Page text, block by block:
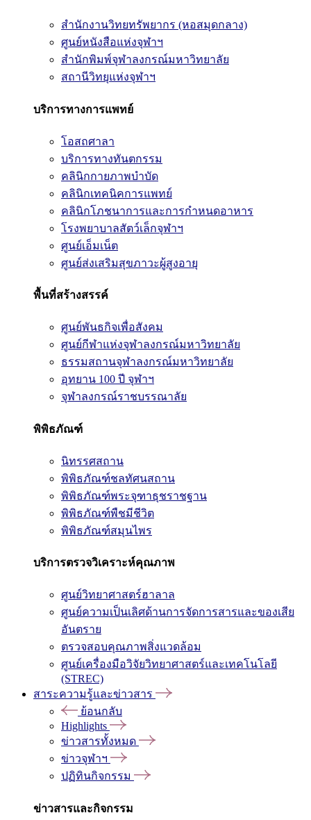
สำนักงานวิทยทรัพยากร (หอสมุดกลาง)
ศูนย์หนังสือแห่งจุฬาฯ
สำนักพิมพ์จุฬาลงกรณ์มหาวิทยาลัย
สถานีวิทยุแห่งจุฬาฯ
บริการทางการแพทย์
โอสถศาลา
บริการทางทันตกรรม
คลินิกกายภาพบำบัด
คลินิกเทคนิคการแพทย์
คลินิกโภชนาการและการกำหนดอาหาร
โรงพยาบาลสัตว์เล็กจุฬาฯ
ศูนย์เอ็มเน็ต
ศูนย์ส่งเสริมสุขภาวะผู้สูงอายุ
พื้นที่สร้างสรรค์
ศูนย์พันธกิจเพื่อสังคม
ศูนย์กีฬาแห่งจุฬาลงกรณ์มหาวิทยาลัย
ธรรมสถานจุฬาลงกรณ์มหาวิทยาลัย
อุทยาน 100 ปี จุฬาฯ
จุฬาลงกรณ์ราชบรรณาลัย
พิพิธภัณฑ์
นิทรรศสถาน
พิพิธภัณฑ์ชลทัศนสถาน
พิพิธภัณฑ์พระจุฑาธุชราชฐาน
พิพิธภัณฑ์พืชมีชีวิต
พิพิธภัณฑ์สมุนไพร
บริการตรวจวิเคราะห์คุณภาพ
ศูนย์วิทยาศาสตร์ฮาลาล
ศูนย์ความเป็นเลิศด้านการจัดการสารและของเสีย
อันตราย
ตรวจสอบคุณภาพสิ่งแวดล้อม
ศูนย์เครื่องมือวิจัยวิทยาศาสตร์และเทคโนโลยี
(STREC)
สาระความรู้และข่าวสาร
ย้อนกลับ
Highlights
ข่าวสารทั้งหมด
ข่าวจุฬาฯ
ปฏิทินกิจกรรม
ข่าวสารและกิจกรรม